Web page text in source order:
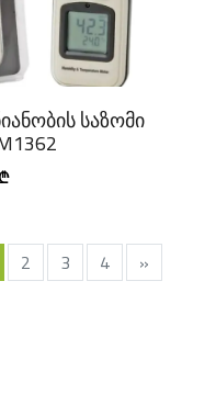
საზომი
2 3 4 »